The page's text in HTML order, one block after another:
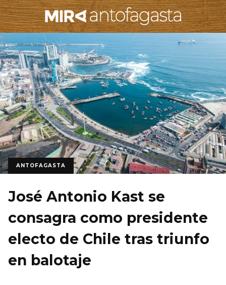
ANTOFAGASTA
José Antonio Kast se
consagra como presidente
electo de Chile tras triunfo
en balotaje